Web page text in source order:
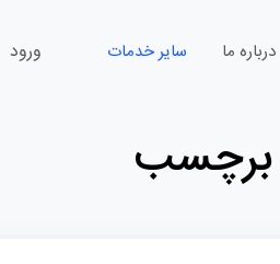
درباره ما سایر خدمات ورود
برچسب